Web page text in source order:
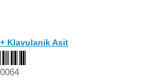
Klavulanik Asit